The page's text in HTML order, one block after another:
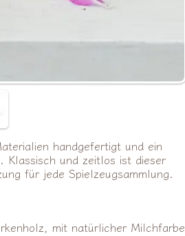
handgefertigt und ein
Klassisch und zeitlos ist dieser
für jede Spielzeugsammlung.
mit natürlicher Milchfarbe